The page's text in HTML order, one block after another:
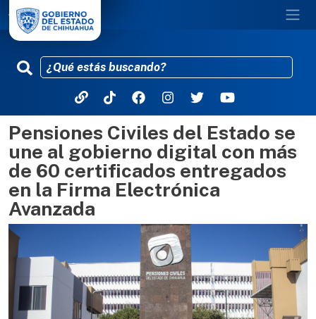
Pasar al contenido principal
Pensiones Civiles del Estado se
une al gobierno digital con más
de 60 certificados entregados
en la Firma Electrónica
Avanzada